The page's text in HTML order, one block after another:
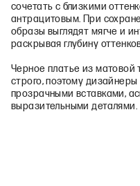
сочетать с близкими
антрацитовым. При
образы выглядят мягче и
раскрывая глубину
Черное платье из матовой
строго, поэтому
прозрачными вставками,
выразительными деталями.